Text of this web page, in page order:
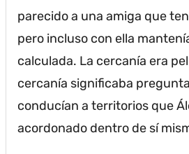
parecido a una amiga que
pero incluso con ella
calculada. La cercanía era
cercanía significaba
conducían a territorios que
acordonado dentro de sí